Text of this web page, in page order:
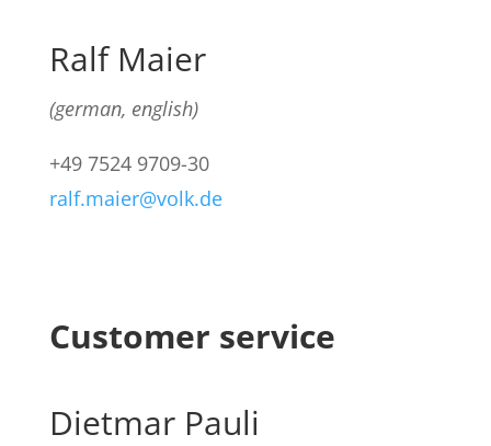
Ralf Maier
(german, english)
+49 7524 9709-30
ralf.maier@volk.de
Customer service
Dietmar Pauli